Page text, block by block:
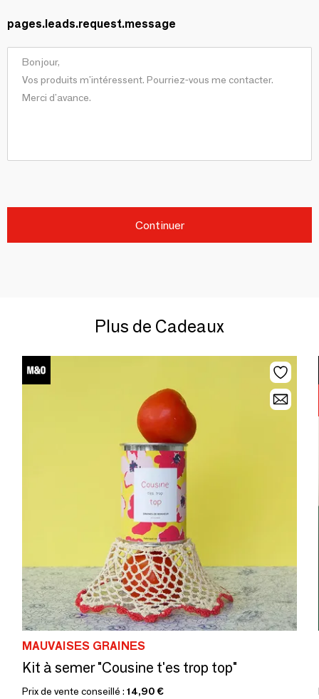
pages.leads.request.message
Continuer
Plus de Cadeaux
MAUVAISES GRAINES
Kit à semer "Cousine t'es trop top"
Prix de vente conseillé : 14,90 €